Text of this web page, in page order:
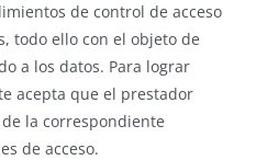
de control de acceso
todo ello con el objeto de
a los datos. Para lograr
acepta que el prestador
la correspondiente
de acceso.